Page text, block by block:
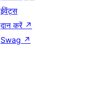
ईवेंट्स
दान करें ↗
Swag ↗